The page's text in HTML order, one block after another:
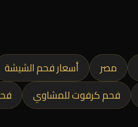
مصر أسعار فحم الشيشة
فحم كرفوت للمشاوي